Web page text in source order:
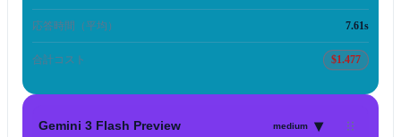
応答時間（平均） 7.61s
合計コスト $1.477
Gemini 3 Flash Preview medium ▾